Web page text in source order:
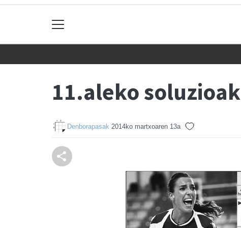
11.aleko soluzioak
Denborapasak 2014ko martxoaren 13a